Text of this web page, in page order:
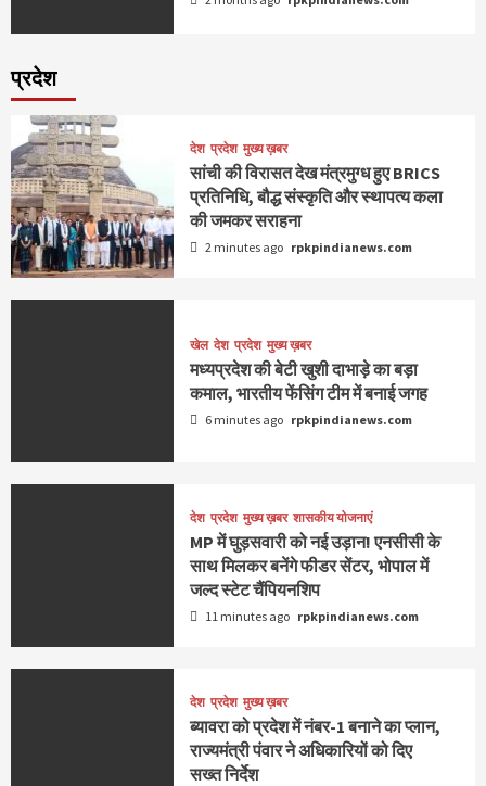
प्रदेश
देश प्रदेश मुख्य ख़बर
सांची की विरासत देख मंत्रमुग्ध हुए BRICS
प्रतिनिधि, बौद्ध संस्कृति और स्थापत्य कला
की जमकर सराहना
2 minutes ago rpkpindianews.com
खेल देश प्रदेश मुख्य ख़बर
मध्यप्रदेश की बेटी खुशी दाभाड़े का बड़ा
कमाल, भारतीय फेंसिंग टीम में बनाई जगह
6 minutes ago rpkpindianews.com
देश प्रदेश मुख्य ख़बर शासकीय योजनाएं
MP में घुड़सवारी को नई उड़ान! एनसीसी के
साथ मिलकर बनेंगे फीडर सेंटर, भोपाल में
जल्द स्टेट चैंपियनशिप
11 minutes ago rpkpindianews.com
देश प्रदेश मुख्य ख़बर
ब्यावरा को प्रदेश में नंबर-1 बनाने का प्लान,
राज्यमंत्री पंवार ने अधिकारियों को दिए
सख्त निर्देश